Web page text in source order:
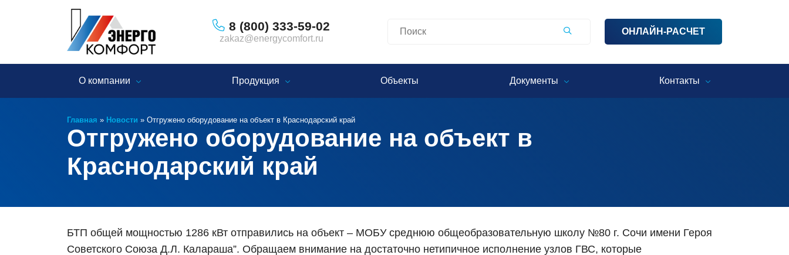
8 (800) 333-59-02
zakaz@energycomfort.ru
ОНЛАЙН-РАСЧЕТ
О компании Продукция Объекты Документы Контакты
Главная » Новости » Отгружено оборудование на объект в Краснодарский край
Отгружено оборудование на объект в
Краснодарский край
БТП общей мощностью 1286 кВт отправились на объект – МОБУ среднюю общеобразовательную школу №80 г. Сочи имени Героя
Советского Союза Д.Л. Калараша”. Обращаем внимание на достаточно нетипичное исполнение узлов ГВС, которые